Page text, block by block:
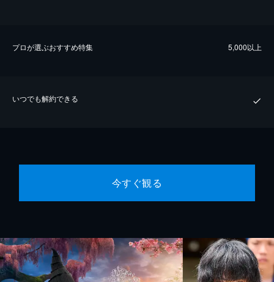
プロが選ぶおすすめ特集 5,000以上
いつでも解約できる
今すぐ観る